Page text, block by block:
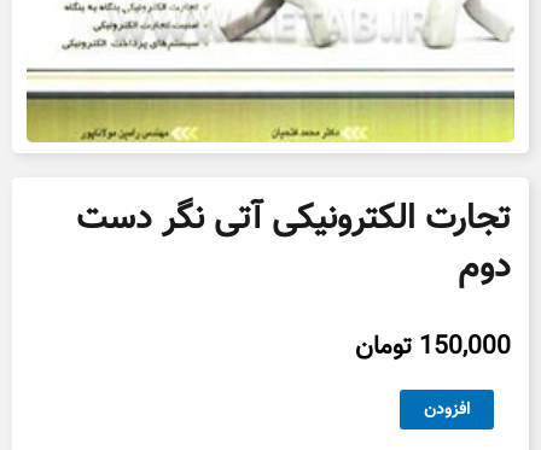
تجارت الکترونیکی آتی نگر دست
دوم
150,000 تومان
تجارت
الکترونیکی
افزودن